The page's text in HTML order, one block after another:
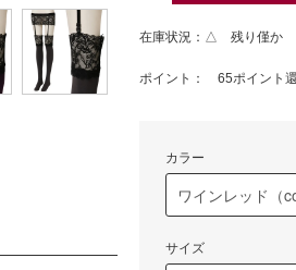
在庫状況：△ 残り僅か
ポイント： 65ポイント
カラー
サイズ